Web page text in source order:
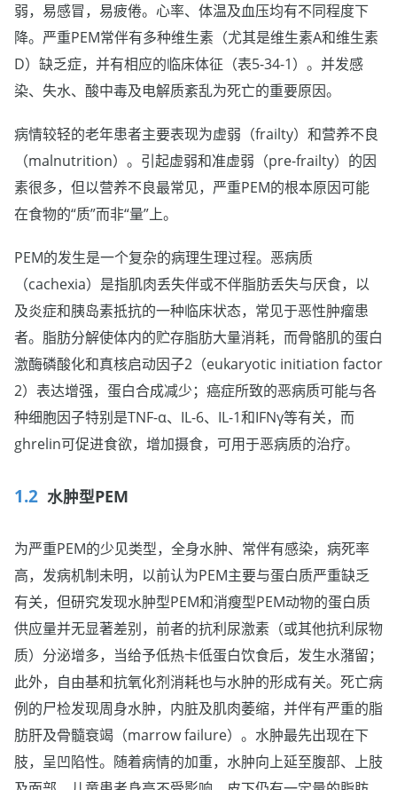
弱，易感冒，易疲倦。心率、体温及血压均有不同程度下
降。严重PEM常伴有多种维生素（尤其是维生素A和维生素
D）缺乏症，并有相应的临床体征（表5-34-1）。并发感
染、失水、酸中毒及电解质紊乱为死亡的重要原因。
病情较轻的老年患者主要表现为虚弱（frailty）和营养不良
（malnutrition）。引起虚弱和准虚弱（pre-frailty）的因
素很多，但以营养不良最常见，严重PEM的根本原因可能
在食物的“质”而非“量”上。
PEM的发生是一个复杂的病理生理过程。恶病质
（cachexia）是指肌肉丢失伴或不伴脂肪丢失与厌食，以
及炎症和胰岛素抵抗的一种临床状态，常见于恶性肿瘤患
者。脂肪分解使体内的贮存脂肪大量消耗，而骨骼肌的蛋白
激酶磷酸化和真核启动因子2（eukaryotic initiation factor
2）表达增强，蛋白合成减少；癌症所致的恶病质可能与各
种细胞因子特别是TNF-α、IL-6、IL-1和IFNγ等有关，而
ghrelin可促进食欲，增加摄食，可用于恶病质的治疗。
水肿型PEM
为严重PEM的少见类型，全身水肿、常伴有感染，病死率
高，发病机制未明，以前认为PEM主要与蛋白质严重缺乏
有关，但研究发现水肿型PEM和消瘦型PEM动物的蛋白质
供应量并无显著差别，前者的抗利尿激素（或其他抗利尿物
质）分泌增多，当给予低热卡低蛋白饮食后，发生水潴留；
此外，自由基和抗氧化剂消耗也与水肿的形成有关。死亡病
例的尸检发现周身水肿，内脏及肌肉萎缩，并伴有严重的脂
肪肝及骨髓衰竭（marrow failure）。水肿最先出现在下
肢，呈凹陷性。随着病情的加重，水肿向上延至腹部、上肢